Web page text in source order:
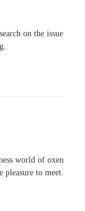
on the issue
world of oxen
pleasure to meet.